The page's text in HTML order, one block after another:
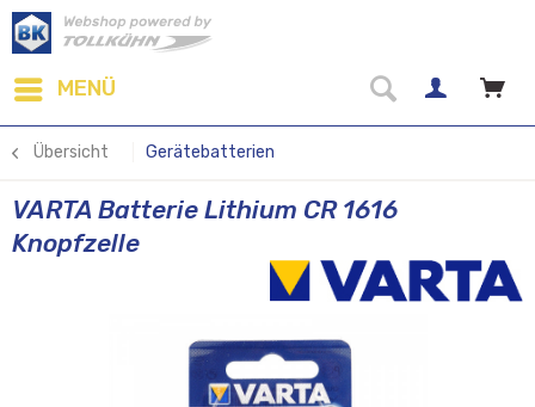
MENÜ
Übersicht Gerätebatterien
VARTA Batterie Lithium CR 1616
Knopfzelle